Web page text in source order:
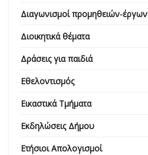
Διαγωνισμοί προμηθειών-έργων
Διοικητικά θέματα
Δράσεις για παιδιά
Εθελοντισμός
Εικαστικά Τμήματα
Εκδηλώσεις Δήμου
Ετήσιοι Απολογισμοί